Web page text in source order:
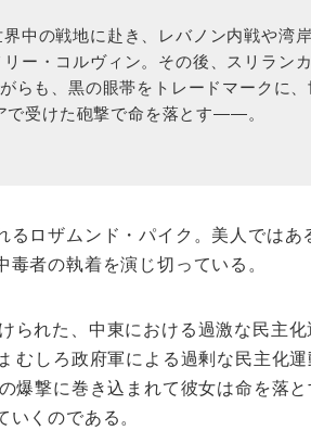
中の戦地に赴き、レバノン内戦や湾
ー・コルヴィン。その後、スリラン
らも、黒の眼帯をトレードマークに
で受けた砲撃で命を落とす――。
ロザムンド・パイク。美人では
者の執着を演じ切っている。
られた、中東における過激な民主
むしろ政府軍による過剰な民主化
爆撃に巻き込まれて彼女は命を落
くのである。